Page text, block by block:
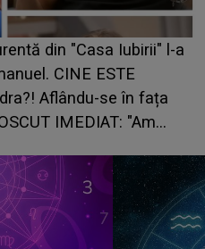
din "Casa Iubirii" l-a
CINE ESTE
Aflându-se în fața
IMEDIAT: "Am